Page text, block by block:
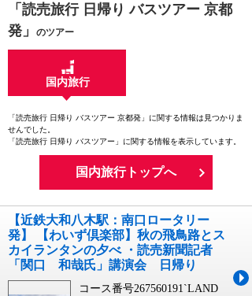
「読売旅行 日帰り バスツアー 京都
発」
のツアー
国内旅行
「読売旅行 日帰り バスツアー 京都発」に関する情報は見つかりま
せんでした。
「読売旅行 日帰り バスツアー」に関する情報を表示しています。
国内旅行トップへ
【近鉄大和八木駅：南口ロータリー
発】 【わいず倶楽部】秋の飛鳥路とス
カイランタンの夕べ ・読売新聞記者
「関口 和哉氏」講演会 日帰り
コース番号267560191`LAND